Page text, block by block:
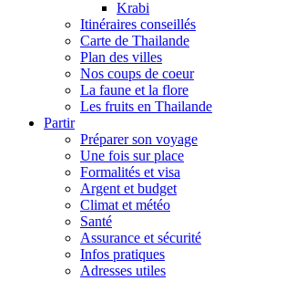
Krabi
Itinéraires conseillés
Carte de Thailande
Plan des villes
Nos coups de coeur
La faune et la flore
Les fruits en Thailande
Partir
Préparer son voyage
Une fois sur place
Formalités et visa
Argent et budget
Climat et météo
Santé
Assurance et sécurité
Infos pratiques
Adresses utiles